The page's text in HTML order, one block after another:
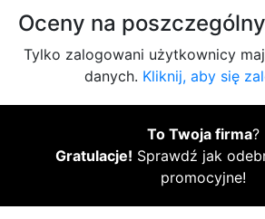
Oceny na
Tylko zalogowani użytkownicy
danych. Kliknij, aby się
To Twoja firma?
Gratulacje! Sprawdź jak
promocyjne!